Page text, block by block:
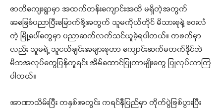
ဇာတိကျေးရွာမှာ အထက်တန်းကျောင်းအထိ မရှိတဲ့အတွက်
အခြေခံပညာပြီးမြောက်ဖို့အတွက် သူမကိုယ်တိုင် မိသားစုနဲ့ ဝေးလံ
တဲ့ မြို့ပေါ်တွေမှာ ပညာဆက်လက်သင်ယူခဲ့ရပါတယ်။ တဖက်မှာ
လည်း သူမရဲ့ သူငယ်ချင်းအများစုဟာ ကျောင်းဆက်မတက်နိုင်ဘဲ
မိဘအလုပ်တွေပြန်ကူရင်း အိမ်ထောင်ပြုတာမျိုးတွေ ပြုလုပ်လာကြ
ပါတယ်။
အာဏာသိမ်းပြီး တနှစ်အတွင်း ကရင်နီပြည်မှာ တိုက်ပွဲဖြစ်ပွားပြီး